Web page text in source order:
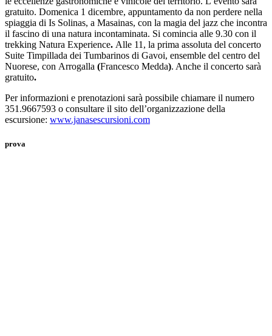
gratuito. Domenica 1 dicembre, appuntamento da non perdere nella
spiaggia di Is Solinas, a Masainas, con la magia del jazz che incontra
il fascino di una natura incontaminata. Si comincia alle 9.30 con il
trekking Natura Experience. Alle 11, la prima assoluta del concerto
Suite Timpillada dei Tumbarinos di Gavoi, ensemble del centro del
Nuorese, con Arrogalla (Francesco Medda). Anche il concerto sarà
gratuito.
Per informazioni e prenotazioni sarà possibile chiamare il numero
351.9667593 o consultare il sito dell’organizzazione della
escursione: www.janasescursioni.com
prova